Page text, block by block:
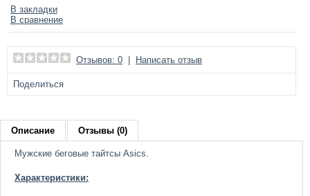
В закладки
В сравнение
Отзывов: 0 Написать отзыв
Поделиться
Описание Отзывы (0)
Мужские беговые тайтсы Asics.
Характеристики: